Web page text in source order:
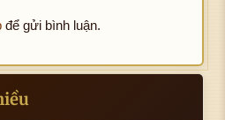
để gửi bình luận.